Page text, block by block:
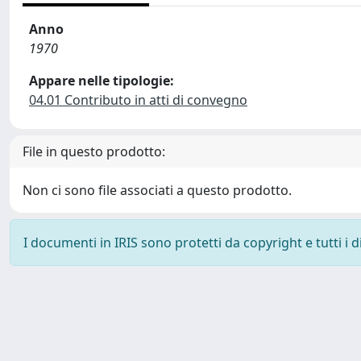
Anno
1970
Appare nelle tipologie:
04.01 Contributo in atti di convegno
File in questo prodotto:
Non ci sono file associati a questo prodotto.
I documenti in IRIS sono protetti da copyright e tutti i